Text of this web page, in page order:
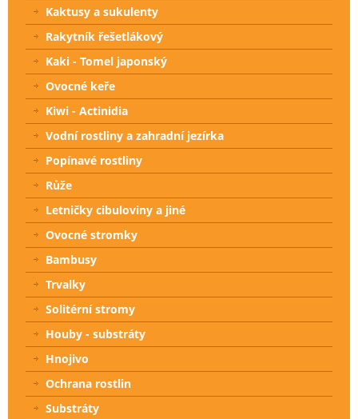
Kaktusy a sukulenty
Rakytník řešetlákový
Kaki - Tomel japonský
Ovocné keře
Kiwi - Actinidia
Vodní rostliny a zahradní jezírka
Popínavé rostliny
Růže
Letničky cibuloviny a jiné
Ovocné stromky
Bambusy
Trvalky
Solitérní stromy
Houby - substráty
Hnojivo
Ochrana rostlin
Substráty